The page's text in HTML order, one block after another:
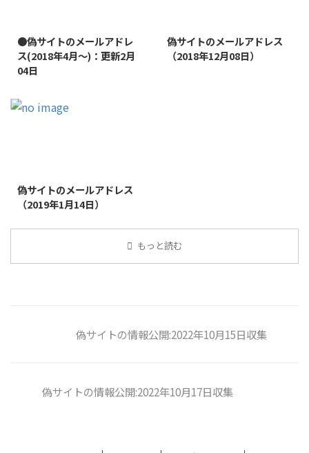
●偽サイトのメールアドレ
ス(2018年4月～)：更新2月
04日
偽サイトのメールアドレス
（2018年12月08日）
偽サイトのメールアドレス
（2019年1月14日）
もっと読む
偽サイトの情報公開:2022年10月15日収集
偽サイトの情報公開:2022年10月17日収集